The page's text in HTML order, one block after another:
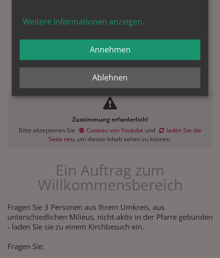
B) Auftrag
Willkommensbereich
Zustimmung erforderlich!
Bitte akzeptieren Sie
Cookies von Youtube und
laden Sie die
Seite neu, um diesen Inhalt sehen zu können.
Ein Auftrag zum
Willkommensbereich
Fragen Sie 3 Personen aus Ihrem Umkreis, aus
unterschiedlichen Milieus, nicht-aktiv in der Pfarre gebunden
- laden Sie sie zu einem Kirchbesuch ein.
Fragen Sie:
Weitere Informationen anzeigen...
Ablehnen
Annehmen